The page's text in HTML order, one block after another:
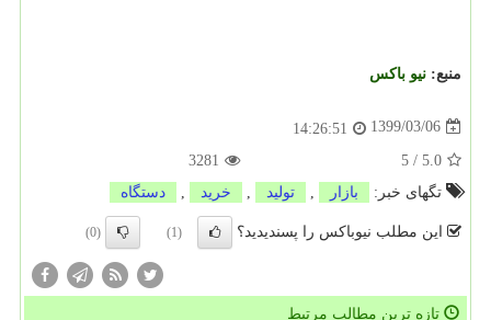
منبع: نیو باكس
1399/03/06
14:26:51
5.0
/
5
3281
تگهای خبر:
بازار تولید خرید دستگاه
این مطلب نیوباکس را پسندیدید؟ (1)
(0)
تازه ترین مطالب مرتبط